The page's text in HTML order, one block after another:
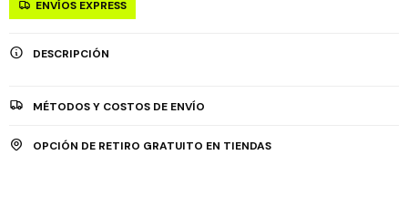
ENVÍOS EXPRESS
DESCRIPCIÓN
MÉTODOS Y COSTOS DE ENVÍO
OPCIÓN DE RETIRO GRATUITO EN TIENDAS